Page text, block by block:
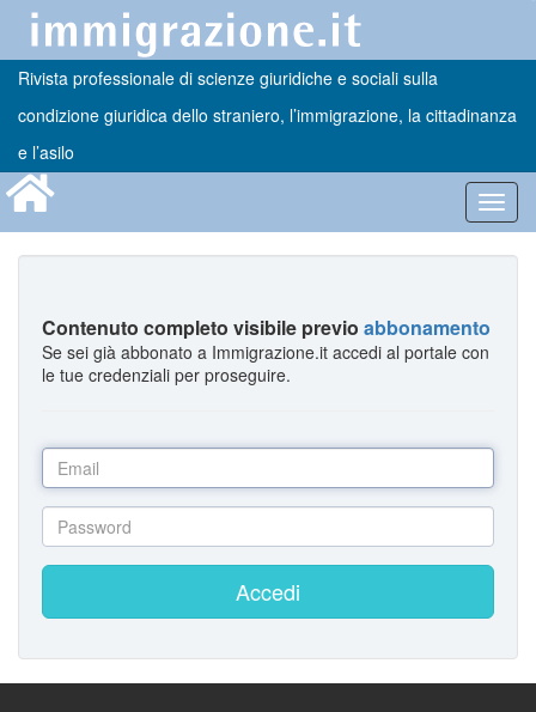
Rivista professionale di scienze giuridiche e sociali sulla
condizione giuridica dello straniero, l’immigrazione, la cittadinanza
e l’asilo
Contenuto completo visibile previo abbonamento
Se sei già abbonato a Immigrazione.it accedi al portale con
le tue credenziali per proseguire.
Accedi